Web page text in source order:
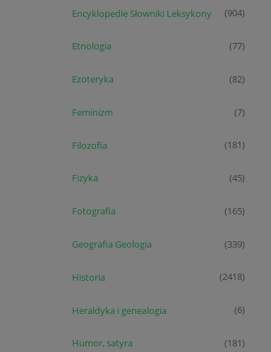
Encyklopedie Słowniki Leksykony (904)
Etnologia (77)
Ezoteryka (82)
Feminizm (7)
Filozofia (181)
Fizyka (45)
Fotografia (165)
Geografia Geologia (339)
Historia (2418)
Heraldyka i genealogia (6)
Humor, satyra (181)